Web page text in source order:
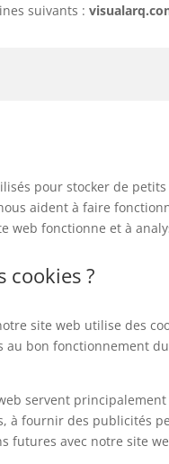
suivants :
pour stocker de
aident à faire
web fonctionne et à
cookies ?
site web utilise des
bon fonctionnement
servent
à fournir des publicités
futures avec notre site